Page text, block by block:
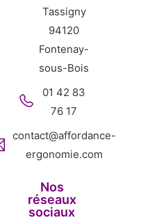
Tassigny
94120
Fontenay-
sous-Bois
01 42 83
76 17
contact@affordance-
ergonomie.com
Nos
réseaux
sociaux